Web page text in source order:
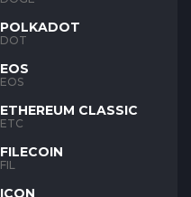
POLKADOT
DOT
EOS
EOS
ETHEREUM CLASSIC
ETC
FILECOIN
FIL
ICON